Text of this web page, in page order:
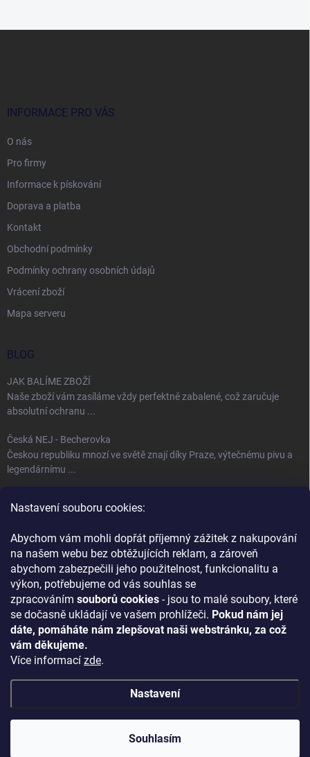
Nastavení souboru cookies:
Abychom vám mohli dopřát příjemný zážitek z nakupování
na našem webu bez obtěžujících reklam, a zároveň
abychom zabezpečili jeho použitelnost, funkcionalitu a
výkon, potřebujeme od vás souhlas se
zpracováním souborů cookies - jsou to malé soubory, které
se dočasně ukládají ve vašem prohlížeči. Pokud nám jej
dáte, pomáháte nám zlepšovat naši webstránku, za což
vám děkujeme.
Více informací zde.
Nastavení
Souhlasím
INFORMACE PRO VÁS
O nás
Pro firmy
Informace k pískování
Doprava a platba
Kontakt
Obchodní podmínky
Podmínky ochrany osobních údajů
Vrácení zboží
Mapa serveru
BLOG
JAK BALÍME ZBOŽÍ
Naše zboží vám zasíláme vždy perfektně zabalené, což zaručuje
absolutní ochranu ...
Česká NEJ - Becherovka
Českou republiku mnozí ve světě znají díky Praze, výtečnému pivu a
legendárnímu ...
Fenomén Bohemia Crystal sklo Bohemia Crystal, neboli český křišťál,
KONTAKT
+420 727 837 524
Náš Facebook
ontecrystal
Copyright 2026ONTE CRYSTAL. Všechna práva vyhrazena.Upravit
nastavení cookies